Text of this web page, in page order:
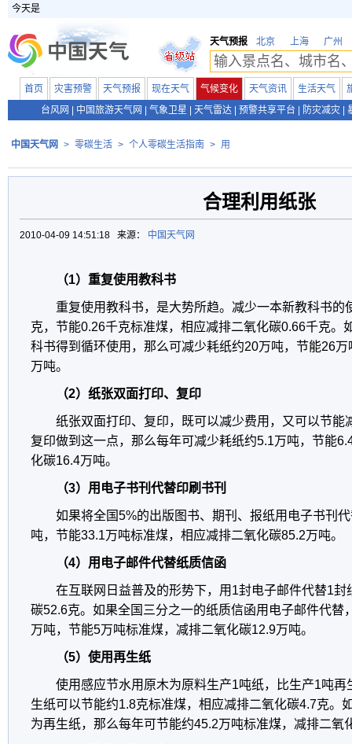
今天是
天气预报 北京 上海 广州
首页 灾害预警 天气预报 现在天气 气候变化 天气资讯 生活天气
台风网
中国旅游天气网 气象卫星 天气雷达 预警共享平台 防灾减灾
中国天气网 > 零碳生活 > 个人零碳生活指南 > 用
合理利用纸张
2010-04-09 14:51:18 来源： 中国天气网
（1）重复使用教科书
重复使用教科书，是大势所趋。减少一本新教科书的
克，节能0.26千克标准煤，相应减排二氧化碳0.66千克。
科书得到循环使用，那么可减少耗纸约20万吨，节能26
万吨。
（2）纸张双面打印、复印
纸张双面打印、复印，既可以减少费用，又可以节能
复印做到这一点，那么每年可减少耗纸约5.1万吨，节能
化碳16.4万吨。
（3）用电子书刊代替印刷书刊
如果将全国5%的出版图书、期刊、报纸用电子书刊
吨，节能33.1万吨标准煤，相应减排二氧化碳85.2万吨。
（4）用电子邮件代替纸质信函
在互联网日益普及的形势下，用1封电子邮件代替1
碳52.6克。如果全国三分之一的纸质信函用电子邮件代替
万吨，节能5万吨标准煤，减排二氧化碳12.9万吨。
（5）使用再生纸
使用感应节水用原木为原料生产1吨纸，比生产1吨
生纸可以节能约1.8克标准煤，相应减排二氧化碳4.7克。
为再生纸，那么每年可节能约45.2万吨标准煤，减排二氧